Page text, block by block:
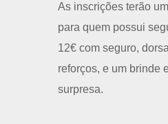
As inscrições terão
para quem possui
12€ com seguro,
reforços, e um brinde
surpresa.